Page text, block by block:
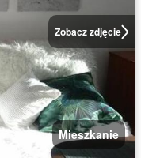
Zobacz zdjęcie
Mieszkanie